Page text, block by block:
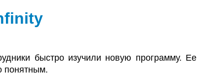
быстро изучили новую программу. Ее
понятным.